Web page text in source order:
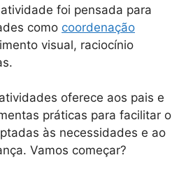
foi pensada para
como coordenação
visual, raciocínio
oferece aos pais e
práticas para facilitar o
às necessidades e ao
Vamos começar?